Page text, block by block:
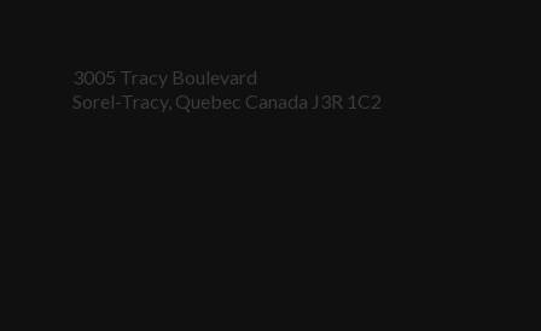
3005 Tracy Boulevard
Sorel-Tracy, Quebec Canada J3R 1C2